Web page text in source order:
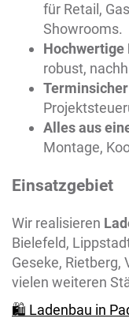
für Retail,
Showrooms.
robust,
Alles aus
Montage,
Einsatzgebiet
Wir realisieren
Bielefeld,
Geseke, Rietberg,
vielen weiteren
🛍️ Ladenbau in